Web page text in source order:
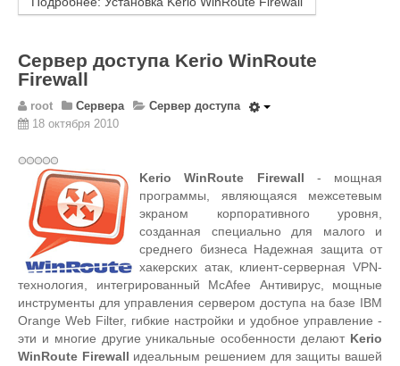
Сервер доступа Kerio WinRoute
Firewall
root Сервера
Сервер доступа
18 октября 2010
Kerio WinRoute Firewall - мощная
программы, являющаяся межсетевым
экраном корпоративного уровня,
созданная специально для малого и
среднего бизнеса Надежная защита от
хакерских атак, клиент-серверная VPN-
технология, интегрированный McAfee Антивирус, мощные
инструменты для управления сервером доступа на базе IBM
Orange Web Filter, гибкие настройки и удобное управление -
эти и многие другие уникальные особенности делают Kerio
WinRoute Firewall идеальным решением для защиты вашей